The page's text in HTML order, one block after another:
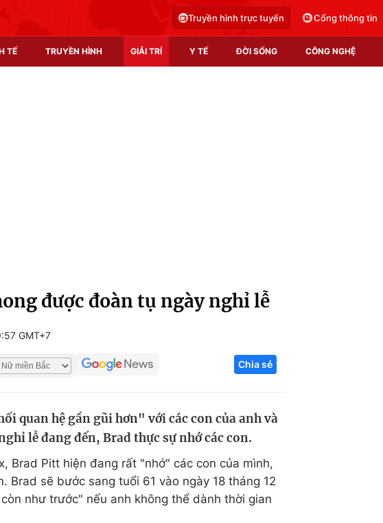
Truyền hình trực tuyến Cổng thông tin
TẾ TRUYỀN HÌNH GIẢI TRÍ Y TẾ ĐỜI SỐNG CÔNG NGHỆ
Infographic
Giáo dục
Học trực tuyến
Công nghệ
Sản phẩm
Tư vấn
được đoàn tụ ngày nghỉ lễ
GMT+7
Chia sẻ
quan hệ gần gũi hơn" với các con của anh và
lễ đang đến, Brad thực sự nhớ các con.
Brad Pitt hiện đang rất "nhớ" các con của mình,
Brad sẽ bước sang tuổi 61 vào ngày 18 tháng 12
như trước" nếu anh không thể dành thời gian